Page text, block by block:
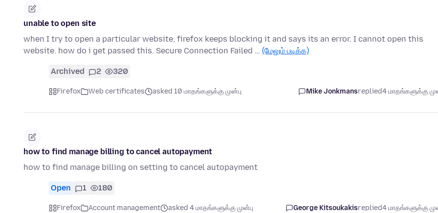
unable to open site
when I try to open a particular website, firefox keeps blocking it and says its an error. I cannot open this
website. how do i get passed this. Secure Connection Failed … (மேலும் படிக்க)
Archived 2 320
Firefox Web certificates asked 10 மாதங்களுக்கு முன்பு Mike Jonkmansreplied4 மாதங்களுக்கு
how to find manage billing to cancel autopayment
how to find manage billing on setting to cancel autopayment
Open 1 180
Firefox Account management asked 4 மாதங்களுக்கு முன்பு George Kitsoukakisreplied4 மாதங்களுக்கு